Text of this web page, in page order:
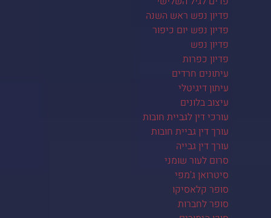
פדיון נפש ראש השנה
פדיון נפש יום כיפור
פדיון נפש
פדיון כפרות
עיתונים חרדים
עיתון דיגיטלי
עיצוב בלונים
עורכי דין לגביית חובות
עורך דין גביית חובות
עורך דין גבייה
סרום לעור שומני
סיטרואן ג'מפי
סופר קלאסיקו
סופר לחברות